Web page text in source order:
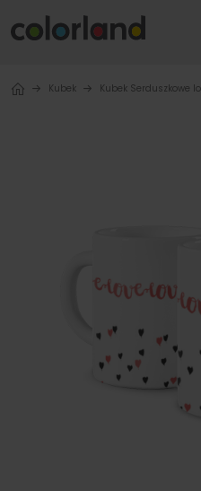
Kubek Kubek Serduszkowe